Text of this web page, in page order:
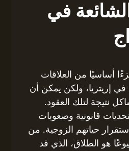
في
أساسيًا من العلاقات
في إريتريا، ولكن يمكن أن
نتيجة لتلك العقود.
تحديات قانونية وصعوبات
حياتهم الزوجية. من
هو الطلاق، الذي قد